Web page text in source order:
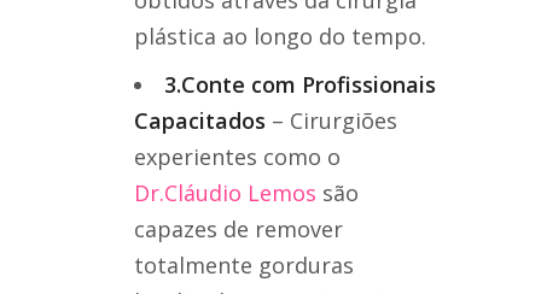
plástica ao longo do tempo.
3.Conte com Profissionais
Capacitados – Cirurgiões
experientes como o
Dr.Cláudio Lemos são
capazes de remover
totalmente gorduras